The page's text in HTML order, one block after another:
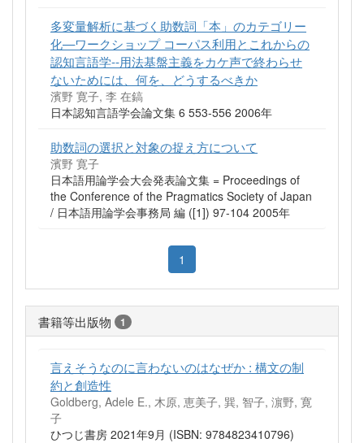
多変量解析に基づく助数詞「本」のカテゴリー
化—ワークショップ コーパス利用とこれからの
認知言語学--用法基盤主義をカケ声で終わらせ
ないためには、何を、どうするべきか
濱野 寛子, 李 在鎬
日本認知言語学会論文集 6 553-556 2006年
助数詞の選択と対象の捉え方について
濱野 寛子
日本語用論学会大会発表論文集 = Proceedings of
the Conference of the Pragmatics Society of Japan
/ 日本語用論学会事務局 編 ([1]) 97-104 2005年
1
書籍等出版物 1
言えそうなのに言わないのはなぜか : 構文の制
約と創造性
Goldberg, Adele E., 木原, 恵美子, 巽, 智子, 濵野, 寛
子
ひつじ書房 2021年9月 (ISBN: 9784823410796)